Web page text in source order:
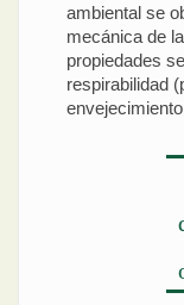
ambiental se
mecánica de
propiedades
respirabilidad